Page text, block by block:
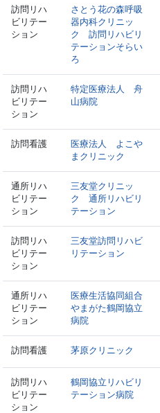
訪問リハ
ビリテー
ション
さとう花の森呼吸
器内科クリニッ
ク 訪問リハビリ
テーションそらい
ろ
訪問リハ
ビリテー
ション
特定医療法人 舟
山病院
訪問看護
医療法人 よこや
まクリニック
通所リハ
ビリテー
ション
三友堂クリニッ
ク 通所リハビリ
テーション
訪問リハ
ビリテー
ション
三友堂訪問リハビ
リテーション
通所リハ
ビリテー
ション
医療生活協同組合
やまがた鶴岡協立
病院
訪問看護 茅原クリニック
訪問リハ
ビリテー
ション
鶴岡協立リハビリ
テーション病院